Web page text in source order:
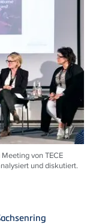
von TECE
und diskutiert.